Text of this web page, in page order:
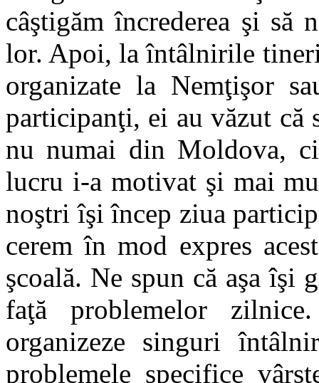
câştigăm încrederea şi să
lor. Apoi, la întâlnirile
organizate la Nemţişor
participanţi, ei au văzut
nu numai din Moldova,
lucru i-a motivat şi mai
noştri îşi încep ziua
cerem în mod expres
şcoală. Ne spun că aşa îşi
faţă problemelor
organizeze singuri
problemele specifice